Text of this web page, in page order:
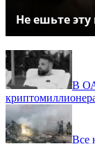
Не ешьте
В
Все